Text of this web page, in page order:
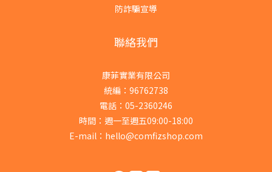
防詐騙宣導
聯絡我們
康菲實業有限公司
統編：96762738
電話：05-2360246
時間：週一至週五09:00-18:00
E-mail：hello@comfizshop.com